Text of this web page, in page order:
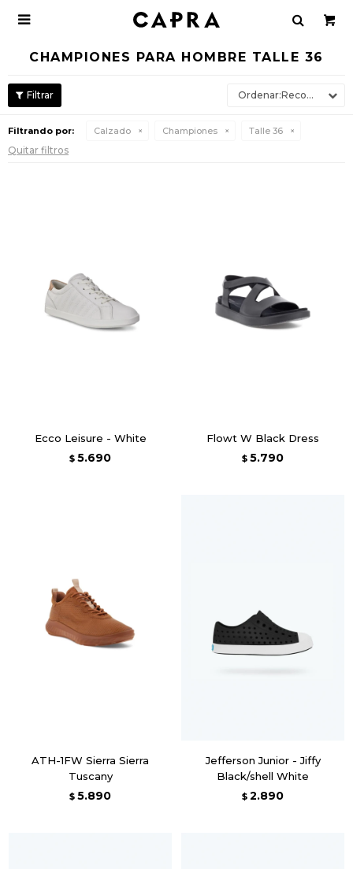

CHAMPIONES PARA HOMBRE TALLE 36
Recomendados
Filtrando por: Calzado Championes Talle 36
Quitar filtros
Ecco Leisure - White
$ 5.690
Flowt W Black Dress
$ 5.790
ATH-1FW Sierra Sierra
Tuscany
$ 5.890
Jefferson Junior - Jiffy
Black/shell White
$ 2.890